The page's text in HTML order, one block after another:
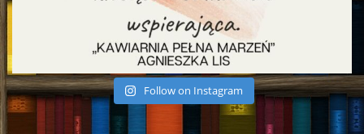
Follow on Instagram